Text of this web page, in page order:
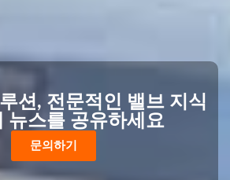
션, 전문적인 밸브 지식
뉴스를 공유하세요
문의하기